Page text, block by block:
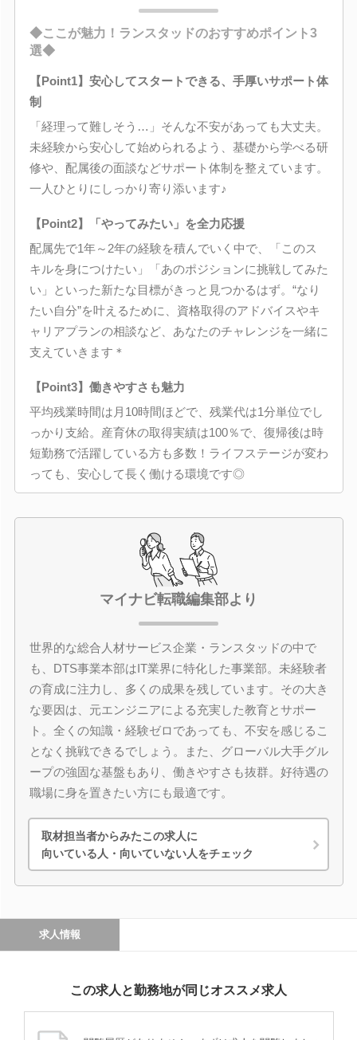
◆ここが魅力！ランスタッドのおすすめポイント3
選◆
【Point1】安心してスタートできる、手厚いサポート体
制
「経理って難しそう…」そんな不安があっても大丈夫。
未経験から安心して始められるよう、基礎から学べる研
修や、配属後の面談などサポート体制を整えています。
一人ひとりにしっかり寄り添います♪
【Point2】「やってみたい」を全力応援
配属先で1年～2年の経験を積んでいく中で、「このス
キルを身につけたい」「あのポジションに挑戦してみた
い」といった新たな目標がきっと見つかるはず。“なり
たい自分”を叶えるために、資格取得のアドバイスやキ
ャリアプランの相談など、あなたのチャレンジを一緒に
支えていきます＊
【Point3】働きやすさも魅力
平均残業時間は月10時間ほどで、残業代は1分単位でし
っかり支給。産育休の取得実績は100％で、復帰後は時
短勤務で活躍している方も多数！ライフステージが変わ
っても、安心して長く働ける環境です◎
マイナビ転職編集部より
世界的な総合人材サービス企業・ランスタッドの中で
も、DTS事業本部はIT業界に特化した事業部。未経験者
の育成に注力し、多くの成果を残しています。その大き
な要因は、元エンジニアによる充実した教育とサポー
ト。全くの知識・経験ゼロであっても、不安を感じるこ
となく挑戦できるでしょう。また、グローバル大手グル
ープの強固な基盤もあり、働きやすさも抜群。好待遇の
職場に身を置きたい方にも最適です。
取材担当者からみたこの求人に
向いている人・向いていない人をチェック
求人情報
この求人と勤務地が同じオススメ求人